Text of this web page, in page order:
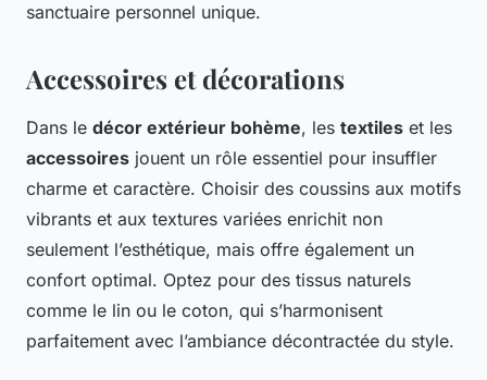
sanctuaire personnel unique.
Accessoires et décorations
Dans le décor extérieur bohème, les textiles et les
accessoires jouent un rôle essentiel pour insuffler
charme et caractère. Choisir des coussins aux motifs
vibrants et aux textures variées enrichit non
seulement l’esthétique, mais offre également un
confort optimal. Optez pour des tissus naturels
comme le lin ou le coton, qui s’harmonisent
parfaitement avec l’ambiance décontractée du style.